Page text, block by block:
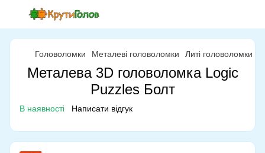
Головоломки Металеві головоломки Литі головоломки
Металева 3D головоломка Logic
Puzzles Болт
В наявності Написати відгук